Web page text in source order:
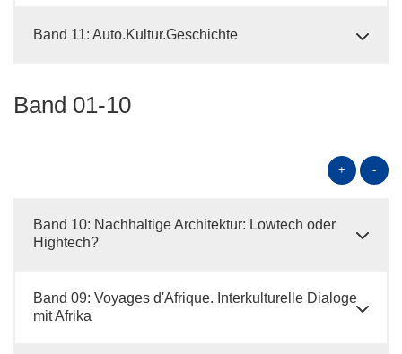
Band 11: Auto.Kultur.Geschichte
Band 01-10
+ -
Band 10: Nachhaltige Architektur: Lowtech oder
Hightech?
Band 09: Voyages d'Afrique. Interkulturelle Dialoge
mit Afrika